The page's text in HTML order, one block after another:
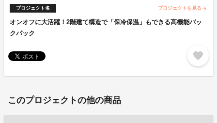
プロジェクト名 プロジェクトを見る arrow_forward
オンオフに大活躍！2階建て構造で「保冷保温」もできる高機能バッ
クパック
favorite
このプロジェクトの他の商品